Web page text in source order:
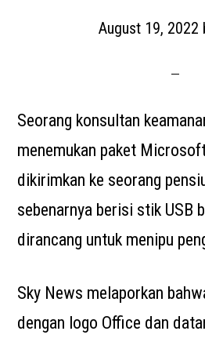
August 19, 2022
Seorang konsultan
menemukan paket
dikirimkan ke seorang
sebenarnya berisi stik USB
dirancang untuk menipu
Sky News melaporkan
dengan logo Office dan